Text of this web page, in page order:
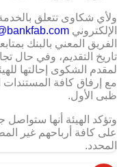
ولأي شكاوى تتعلق
الإلكتروني
تاريخ التقديم، وفي حال
لمقدم الشكوى إحالتها
مع إرفاق كافة المستندات
ظبى الأول.
وتؤكد الهيئة أنها
المحدد.